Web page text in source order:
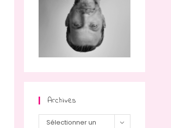
Archives
Archives
Sélectionner un